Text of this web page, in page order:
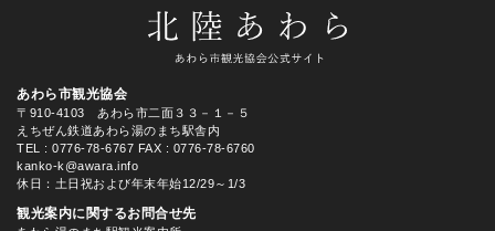
あわら市観光協会
〒910-4103 あわら市二面３３－１－５
えちぜん鉄道あわら湯のまち駅舎内
TEL
: 0776-78-6767 FAX : 0776-78-6760
kanko-k@awara.info
休日：土日祝および年末年始12/29～1/3
観光案内に関するお問合せ先